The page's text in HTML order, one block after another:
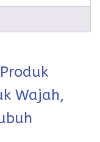
Wajah,